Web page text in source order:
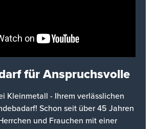
für Anspruchsvolle
Kleinmetall - Ihrem verlässlichen
Schon seit über 45 Jahren
und Frauchen mit einer